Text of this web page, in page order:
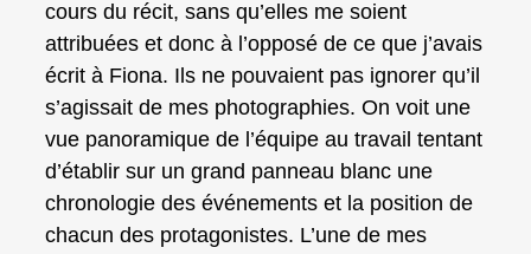
cours du récit, sans qu’elles me soient
attribuées et donc à l’opposé de ce que j’avais
écrit à Fiona. Ils ne pouvaient pas ignorer qu’il
s’agissait de mes photographies. On voit une
vue panoramique de l’équipe au travail tentant
d’établir sur un grand panneau blanc une
chronologie des événements et la position de
chacun des protagonistes. L’une de mes